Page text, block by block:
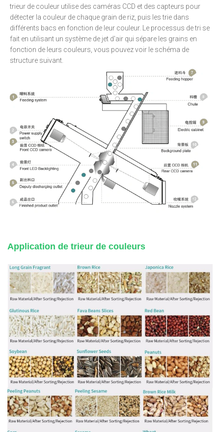
trieur de couleur utilise des caméras CCD et des capteurs pour
détecter la couleur de chaque grain de riz, puis les trie dans
différents bacs en fonction de leur couleur. Le processus de tri se
fait en utilisant un système de jet d'air qui sépare les grains en
fonction de leurs couleurs, vous pouvez voir le schéma de
structure suivant.
Application de trieur de couleurs